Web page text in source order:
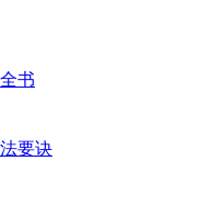
书
要诀